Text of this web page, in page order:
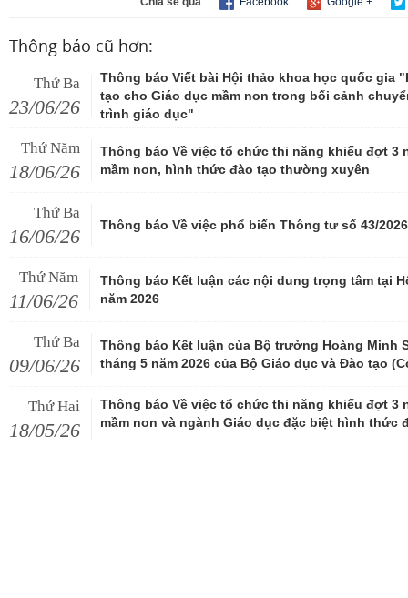
Thông báo cũ hơn:
Thứ Ba
23/06/26
Thông báo Viết bài Hội thảo khoa học quốc gia
tạo cho Giáo dục mầm non trong bối cảnh
trình giáo dục"
Thứ Năm
18/06/26
Thông báo Về việc tổ chức thi năng khiếu đợt 3
mầm non, hình thức đào tạo thường xuyên
Thứ Ba
16/06/26 Thông báo Về việc phổ biến Thông tư số 43/
Thứ Năm
11/06/26
Thông báo Kết luận các nội dung trọng tâm tại
năm 2026
Thứ Ba
09/06/26
Thông báo Kết luận của Bộ trưởng Hoàng Minh
tháng 5 năm 2026 của Bộ Giáo dục và Đào tạo
Thứ Hai
18/05/26
Thông báo Về việc tổ chức thi năng khiếu đợt 3
mầm non và ngành Giáo dục đặc biệt hình thức